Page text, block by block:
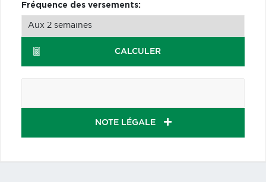
Fréquence des versements:
CALCULER
NOTE LÉGALE